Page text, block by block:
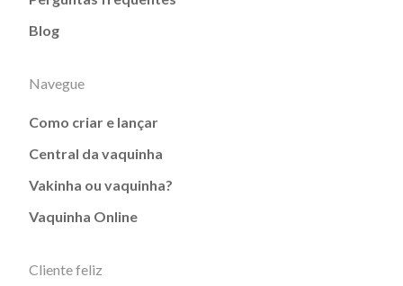
Blog
Navegue
Como criar e lançar
Central da vaquinha
Vakinha ou vaquinha?
Vaquinha Online
Cliente feliz